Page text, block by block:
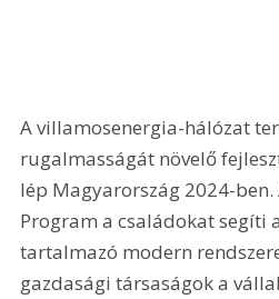
A villamosenergia-hálózat
rugalmasságát növelő
lép Magyarország 2024-ben.
Program a családokat segíti
tartalmazó modern
gazdasági társaságok a